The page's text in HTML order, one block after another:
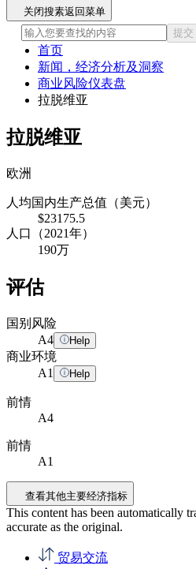
关闭搜素返回菜单
提交
首页
新闻，经济分析及洞察
商业风险仪表盘
拉脱维亚
拉脱维亚
欧洲
人均国内生产总值（美元）
$23175.5
人口（2021年）
190万
评估
国别风险
A4 Help
商业环境
A1 Help
前情
A4
前情
A1
查看其他主要经济指标
This content has been automatically
accurate as the original.
贸易交流